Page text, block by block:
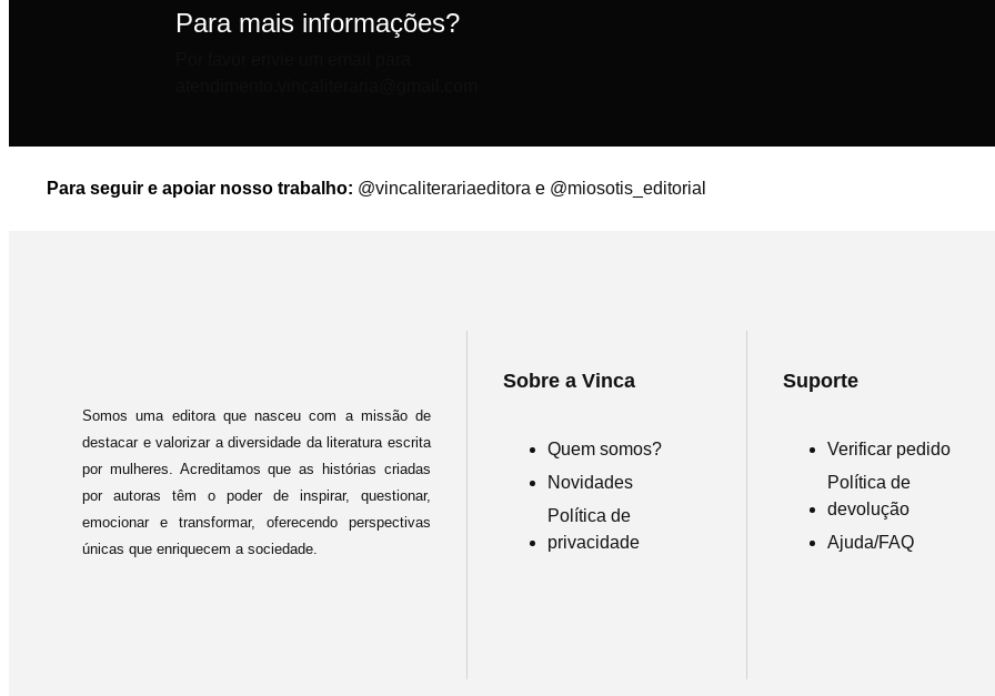
Para mais informações?
Para seguir e apoiar nosso trabalho: @vincaliterariaeditora e @miosotis_editorial
Somos uma editora que nasceu com a missão de
destacar e valorizar a diversidade da literatura escrita
por mulheres. Acreditamos que as histórias criadas
por autoras têm o poder de inspirar, questionar,
emocionar e transformar, oferecendo perspectivas
únicas que enriquecem a sociedade.
Sobre a Vinca
Quem somos?
Novidades
Política de
privacidade
Suporte
Verificar pedido
Política de
devolução
Ajuda/FAQ